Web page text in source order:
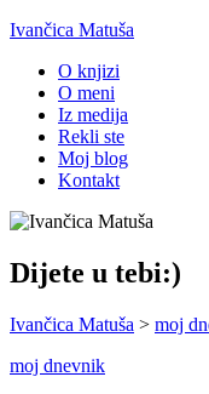
Ivančica Matuša
O knjizi
O meni
Iz medija
Rekli ste
Moj blog
Kontakt
Dijete u tebi:)
Ivančica Matuša > moj
moj dnevnik